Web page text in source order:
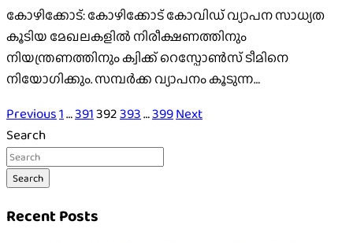
കോഴിക്കോട്: കോഴിക്കോട് കോവിഡ് വ്യാപന സാധ്യത
കൂടിയ മേഖലകളിൽ നിരീക്ഷണത്തിനും
നിയന്ത്രണത്തിനും ക്വിക്ക് റെസ്പോൺസ് ടീമിനെ
നിയോഗിക്കും. സമ്പര്‍ക്ക വ്യാപനം കൂടുന്ന…
Posts
pagination
Previous1…391392393…399Next
Search
Search
Recent Posts